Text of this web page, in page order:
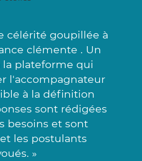
célérité goupillée à
clémente . Un
plateforme qui
l'accompagnateur
à la définition
sont rédigées
besoins et sont
les postulants
»